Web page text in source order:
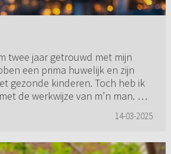
twee jaar getrouwd met mijn
een prima huwelijk en zijn
gezonde kinderen. Toch heb ik
de werkwijze van m’n man. Hij
14-03-2025